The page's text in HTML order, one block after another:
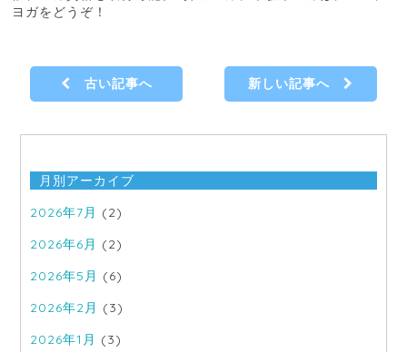
ヨガをどうぞ！
古い記事へ 新しい記事へ
月別アーカイブ
2026年7月 (2)
2026年6月 (2)
2026年5月 (6)
2026年2月 (3)
2026年1月 (3)